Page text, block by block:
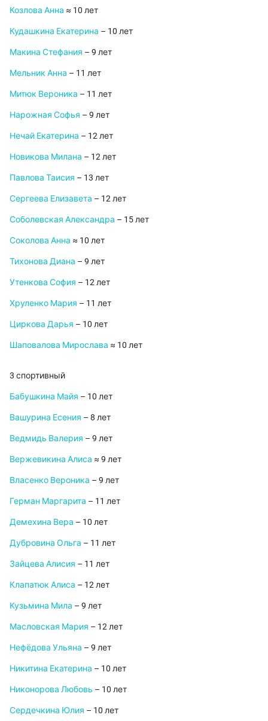
Козлова Анна ≈ 10 лет
Кудашкина Екатерина – 10 лет
Макина Стефания – 9 лет
Мельник Анна – 11 лет
Митюк Вероника – 11 лет
Нарожная Софья – 9 лет
Нечай Екатерина – 12 лет
Новикова Милана – 12 лет
Павлова Таисия – 13 лет
Сергеева Елизавета – 12 лет
Соболевская Александра – 15 лет
Соколова Анна ≈ 10 лет
Тихонова Диана – 9 лет
Утенкова София – 12 лет
Хруленко Мария – 11 лет
Циркова Дарья – 10 лет
Шаповалова Мирослава ≈ 10 лет
3 спортивный
Бабушкина Майя – 10 лет
Вашурина Есения – 8 лет
Ведмидь Валерия – 9 лет
Вержевикина Алиса ≈ 9 лет
Власенко Вероника – 9 лет
Герман Маргарита – 11 лет
Демехина Вера – 10 лет
Дубровина Ольга – 11 лет
Зайцева Алисия – 11 лет
Клапатюк Алиса – 12 лет
Кузьмина Мила – 9 лет
Масловская Мария – 12 лет
Нефёдова Ульяна – 9 лет
Никитина Екатерина – 10 лет
Никонорова Любовь – 10 лет
Сердечкина Юлия – 10 лет